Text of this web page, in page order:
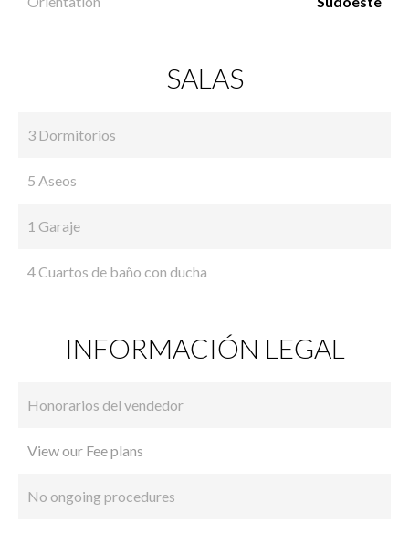
SALAS
3 Dormitorios
5 Aseos
1 Garaje
4 Cuartos de baño con ducha
INFORMACIÓN LEGAL
Honorarios del vendedor
View our Fee plans
No ongoing procedures